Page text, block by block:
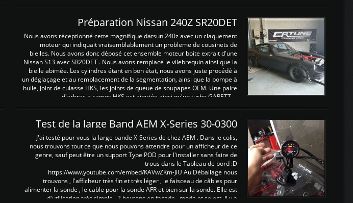
Préparation Nissan 240Z SR20DET
Nous avons réceptionné cette magnifique datsun 240z avec un claquement
moteur qui indiquait vraisemblablement un probleme de cousinets de
bielles. Nous avons donc déposé cet ensemble moteur boite extrait d'une
Nissan S13 avec SR20DET . Nous avons remplacé le vilebrequin ainsi que la
bielle abimée. Les cylindres étant en bon état, nous avons juste procédé à
un déglaçage et au remplacement de la segmentation, ainsi que la pompe à
huile, Joint de culasse HKS, les joints de queue de soupapes OEM. Une paire
d'arbres a cames HKS est ajoutée ainsi qu'un turbo GARETT ...
Test de la large Band AEM X-Series 30-0300
J'ai testé pour vous la large bande X-Series de chez AEM . Dans le colis,
nous trouvons tout ce que nous pouvons attendre pour un afficheur de ce
genre, sauf peut être un support Type POD pour l'installer sans faire de
trous dans le Tableau de bord :D
https://www.youtube.com/embed/KAVwZKm-JiU Au Déballage nous
trouvons , l'afficheur très fin et très léger , le faisceau de câbles pour
alimenter la sonde , le cable pour la sonde AFR et bien sur la sonde. Elle est
d'utilisation très simple , 2 boutons en façade , mode et select. Il y a